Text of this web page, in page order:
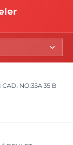
NO:35A 35 B